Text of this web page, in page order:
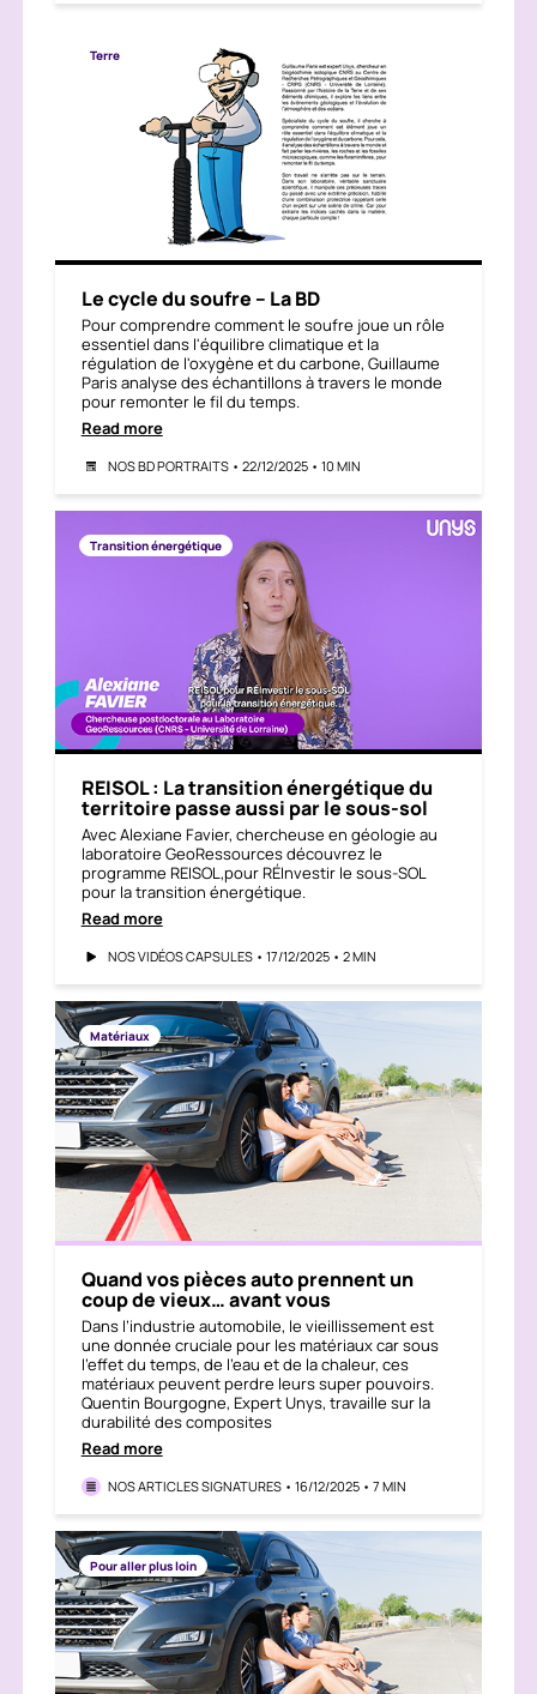
Terre
Le cycle du soufre – La BD
Pour comprendre comment le soufre joue un rôle
essentiel dans l'équilibre climatique et la
régulation de l'oxygène et du carbone, Guillaume
Paris analyse des échantillons à travers le monde
pour remonter le fil du temps.
Read more
NOS BD PORTRAITS • 22/12/2025 • 10 MIN
Transition énergétique
REISOL : La transition énergétique du
territoire passe aussi par le sous-sol
Avec Alexiane Favier, chercheuse en géologie au
laboratoire GeoRessources découvrez le
programme REISOL,pour RÉInvestir le sous-SOL
pour la transition énergétique.
Read more
NOS VIDÉOS CAPSULES • 17/12/2025 • 2 MIN
Matériaux
Quand vos pièces auto prennent un
coup de vieux… avant vous
Dans l’industrie automobile, le vieillissement est
une donnée cruciale pour les matériaux car sous
l’effet du temps, de l’eau et de la chaleur, ces
matériaux peuvent perdre leurs super pouvoirs.
Quentin Bourgogne, Expert Unys, travaille sur la
durabilité des composites
Read more
NOS ARTICLES SIGNATURES • 16/12/2025 • 7 MIN
Pour aller plus loin